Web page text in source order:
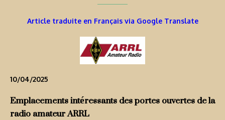
Article traduite en Français via Google Translate
10/04/2025
Emplacements intéressants des portes ouvertes de la
radio amateur ARRL